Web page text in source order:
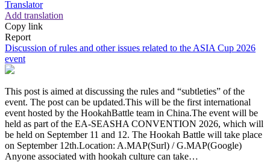
Translator
Add translation
Copy link
Report
Discussion of rules and other issues related to the ASIA Cup 2026
event
This post is aimed at discussing the rules and “subtleties” of the
event. The post can be updated.This will be the first international
event hosted by the HookahBattle team in China.The event will be
held as part of the EA-SEASHA CONVENTION 2026, which will
be held on September 11 and 12. The Hookah Battle will take place
on September 12th.Location: A.MAP(Surl) / G.MAP(Google)
Anyone associated with hookah culture can take…